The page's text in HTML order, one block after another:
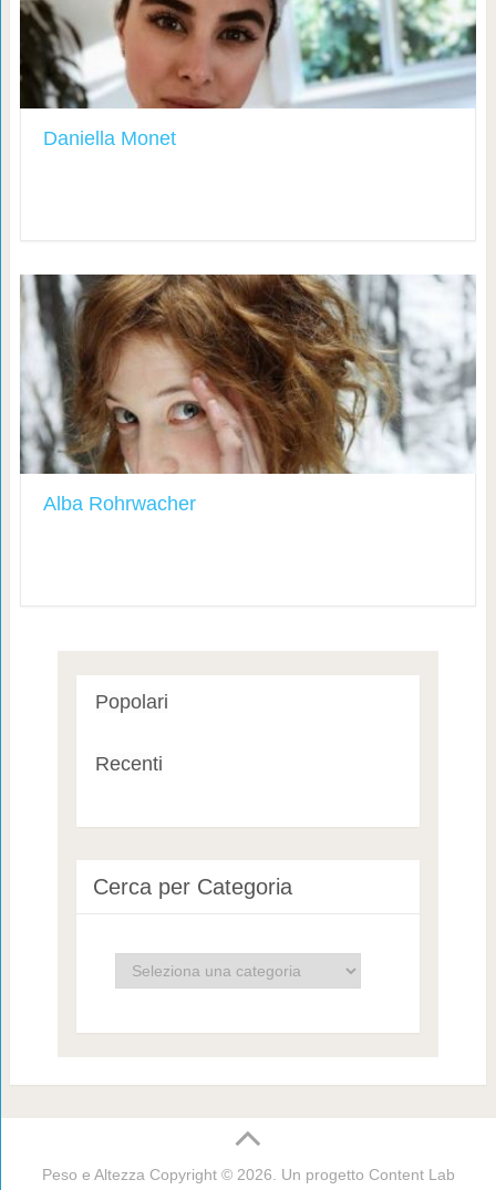
Daniella Monet
Alba Rohrwacher
Popolari
Recenti
Cerca per Categoria
Cerca
per
Peso e Altezza Copyright © 2026. Un progetto Content Lab